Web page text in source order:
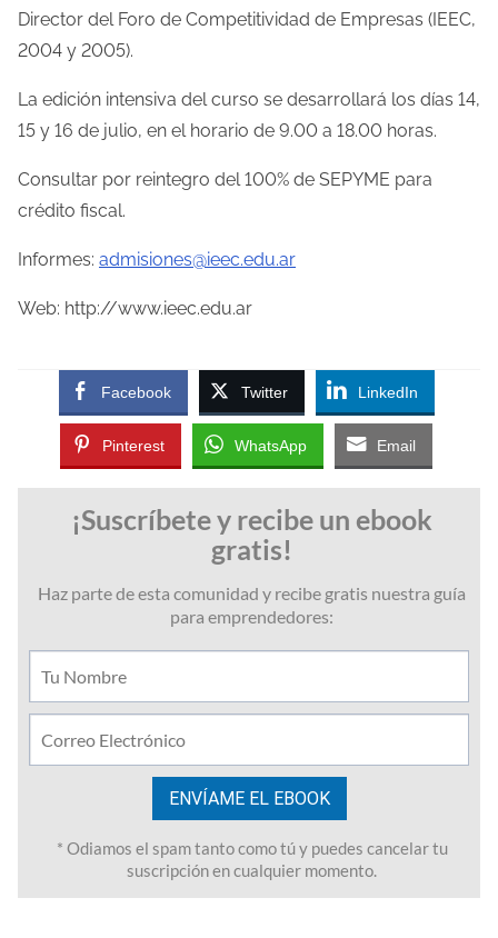
Director del Foro de Competitividad de Empresas (IEEC,
2004 y 2005).
La edición intensiva del curso se desarrollará los días 14,
15 y 16 de julio, en el horario de 9.00 a 18.00 horas.
Consultar por reintegro del 100% de SEPYME para
crédito fiscal.
Informes: admisiones@ieec.edu.ar
Web: http://www.ieec.edu.ar
Facebook Twitter LinkedIn
Pinterest WhatsApp Email